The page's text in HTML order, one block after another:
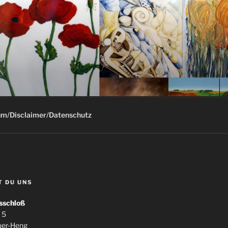
Disclaimer/Datenschutz
DU UNS
5
Heng